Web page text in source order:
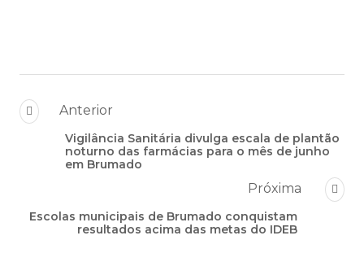
Anterior
Vigilância Sanitária divulga escala de plantão
noturno das farmácias para o mês de junho
em Brumado
Próxima
Escolas municipais de Brumado conquistam
resultados acima das metas do IDEB